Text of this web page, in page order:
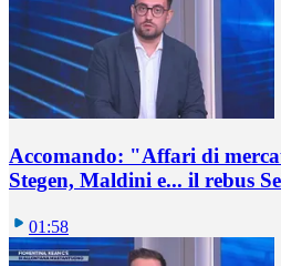
Accomando: "Affari di
Stegen, Maldini e... il rebus
01:58